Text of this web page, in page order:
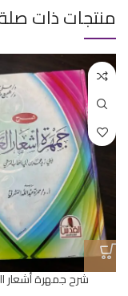
منتجات ذات
شرح جمهرة أشعار